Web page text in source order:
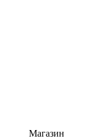
Магазин